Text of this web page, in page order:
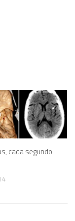
cada segundo